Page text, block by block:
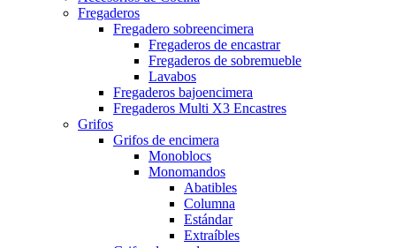
Fregaderos
Fregadero sobreencimera
Fregaderos de encastrar
Fregaderos de sobremueble
Lavabos
Fregaderos bajoencimera
Fregaderos Multi X3 Encastres
Grifos
Grifos de encimera
Monoblocs
Monomandos
Abatibles
Columna
Estándar
Extraíbles